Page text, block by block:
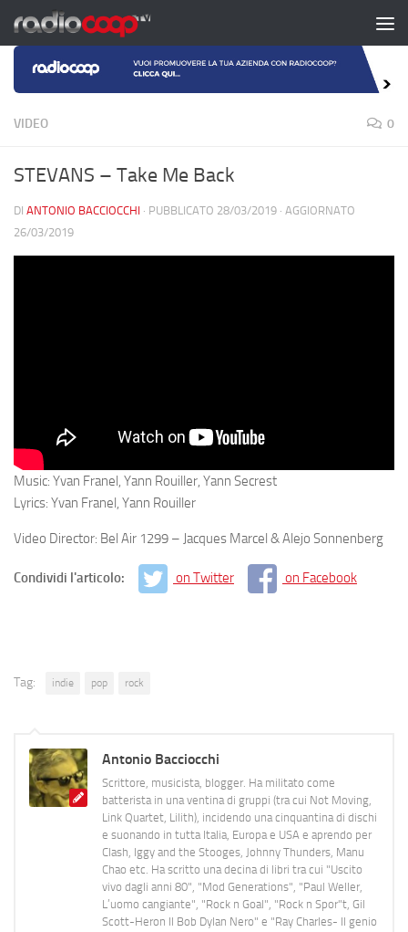
Salta al contenuto
VIDEO 0
STEVANS – Take Me Back
DI ANTONIO BACCIOCCHI · PUBBLICATO 28/03/2019 · AGGIORNATO
26/03/2019
Music: Yvan Franel, Yann Rouiller, Yann Secrest
Lyrics: Yvan Franel, Yann Rouiller
Video Director: Bel Air 1299 – Jacques Marcel & Alejo Sonnenberg
Condividi l'articolo: on Twitter on Facebook
Tag: indie pop rock
Antonio Bacciocchi
Scrittore, musicista, blogger. Ha militato come
batterista in una ventina di gruppi (tra cui Not Moving,
Link Quartet, Lilith), incidendo una cinquantina di dischi
e suonando in tutta Italia, Europa e USA e aprendo per
Clash, Iggy and the Stooges, Johnny Thunders, Manu
Chao etc. Ha scritto una decina di libri tra cui "Uscito
vivo dagli anni 80", "Mod Generations", "Paul Weller,
L’uomo cangiante", "Rock n Goal", "Rock n Spor"t, Gil
Scott-Heron Il Bob Dylan Nero" e "Ray Charles- Il genio